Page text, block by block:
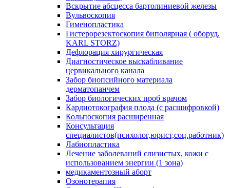
Вскрытие абсцесса бартолиниевой железы
Вульвоскопия
Гименопластика
Гистерорезектоскопия биполярная ( оборуд.
KARL STORZ)
Дефлорация хирургическая
Диагностическое выскабливание
цервикального канала
Забор биопсийного материала
дерматопанчем
Забор биологических проб врачом
Кардиотокография плода (с расшифровкой)
Кольпоскопия расширенная
Консультация
специалистов(психолог,юрист,соц.работник)
Лабиопластика
Лечение заболеваний слизистых, кожи с
использованием энергии (1 зона)
медикаментозный аборт
Озонотерапия